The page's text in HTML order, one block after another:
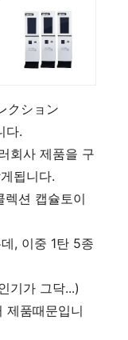
クション
다.
회사 제품을 구
됩니다.
렉션 캡슐토이
, 이중 1탄 5종
기가 그닥...)
제품때문입니